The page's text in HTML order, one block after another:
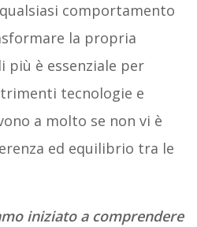
comportamento
la propria
più è essenziale per
tecnologie e
a molto se non vi è
ed equilibrio tra le
iniziato a comprendere